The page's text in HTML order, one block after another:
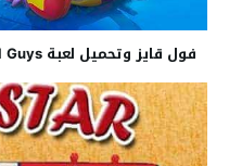
فول قايز وتحميل لعبة Fall Guys الأصلية للجوال مجانا